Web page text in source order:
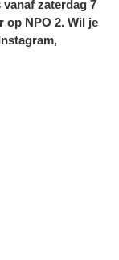
zaterdag 7
op NPO 2. Wil je